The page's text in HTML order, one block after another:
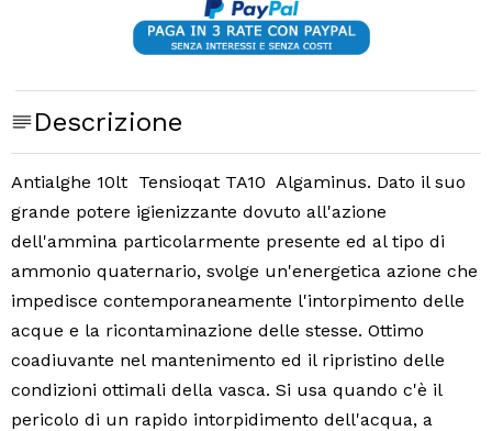
Descrizione
Antialghe 10lt Tensioqat TA10 Algaminus. Dato il suo
grande potere igienizzante dovuto all'azione
dell'ammina particolarmente presente ed al tipo di
ammonio quaternario, svolge un'energetica azione che
impedisce contemporaneamente l'intorpimento delle
acque e la ricontaminazione delle stesse. Ottimo
coadiuvante nel mantenimento ed il ripristino delle
condizioni ottimali della vasca. Si usa quando c'è il
pericolo di un rapido intorpidimento dell'acqua, a